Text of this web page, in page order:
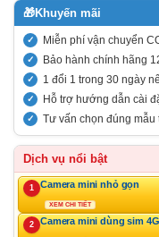
🎁Khuyến mãi
Miễn phí vận chuyển
Bảo hành chính hãng
1 đổi 1 trong 30 ngày
Hỗ trợ hướng dẫn cài
Tư vấn chọn đúng mẫu
Dịch vụ nổi bật
1 Camera mini nhỏ gọn
XEM CHI TIẾT
2 Camera mini dùng sim 4G